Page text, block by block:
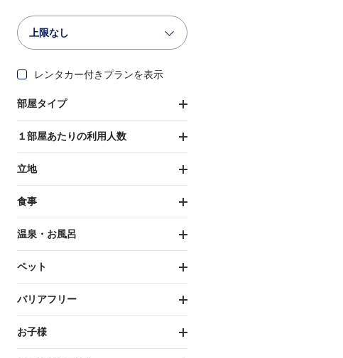
上限なし
レンタカー付きプランを表示
部屋タイプ
１部屋あたりの利用人数
立地
食事
温泉・お風呂
ペット
バリアフリー
お子様